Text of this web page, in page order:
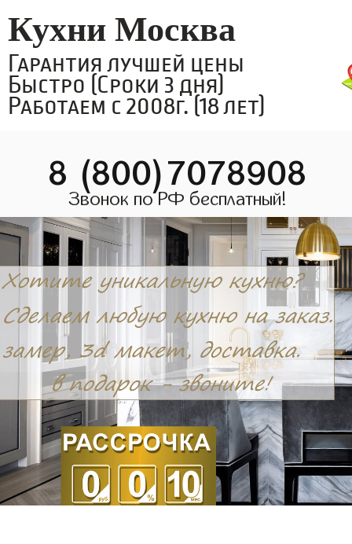
Кухни Москва
Гарантия лучшей цены
Быстро (Сроки 3 дня)
Работаем с 2008г. (18 лет)
8 (800)7078908
Звонок по РФ бесплатный!